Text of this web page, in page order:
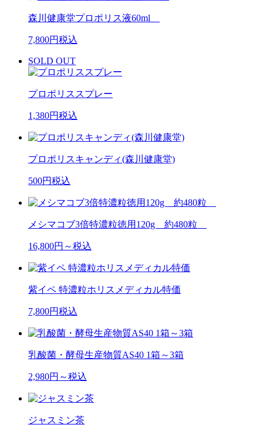
森川健康堂プロポリス液60ml
7,800円税込
SOLD OUT
プロポリススプレー
1,380円税込
プロポリスキャンディ(森川健康堂)
500円税込
メシマコブ3倍特濃粒徳用120g 約480粒
16,800円～税込
紫イペ 特濃粒ホリスメディカル特価
7,800円税込
乳酸菌・酵母生産物質AS40 1箱～3箱
2,980円～税込
ジャスミン茶